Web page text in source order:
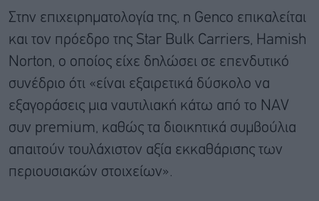
Στην επιχειρηματολογία της, η Genco επικαλείται
και τον πρόεδρο της Star Bulk Carriers, Hamish
Norton, ο οποίος είχε δηλώσει σε επενδυτικό
συνέδριο ότι «είναι εξαιρετικά δύσκολο να
εξαγοράσεις μια ναυτιλιακή κάτω από το NAV
συν premium, καθώς τα διοικητικά συμβούλια
απαιτούν τουλάχιστον αξία εκκαθάρισης των
περιουσιακών στοιχείων».